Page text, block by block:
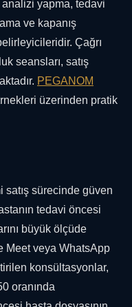
yapma, tedavi
ve kapanış
Çağrı
seansları, satış
PEGANOM
üzerinden pratik
satış sürecinde güven
tedavi öncesi
büyük ölçüde
Meet veya WhatsApp
konsültasyonlar,
oranında